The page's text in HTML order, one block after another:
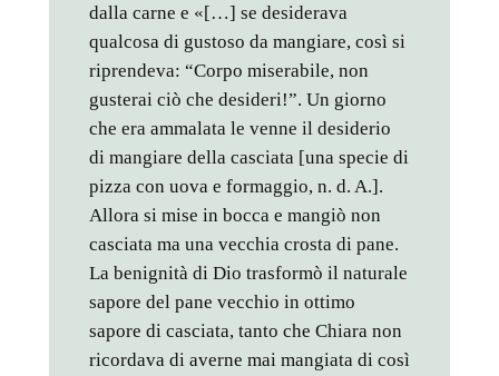
dalla carne e «[…] se desiderava
qualcosa di gustoso da mangiare, così si
riprendeva: “Corpo miserabile, non
gusterai ciò che desideri!”. Un giorno
che era ammalata le venne il desiderio
di mangiare della casciata [una specie di
pizza con uova e formaggio, n. d. A.].
Allora si mise in bocca e mangiò non
casciata ma una vecchia crosta di pane.
La benignità di Dio trasformò il naturale
sapore del pane vecchio in ottimo
sapore di casciata, tanto che Chiara non
ricordava di averne mai mangiata di così